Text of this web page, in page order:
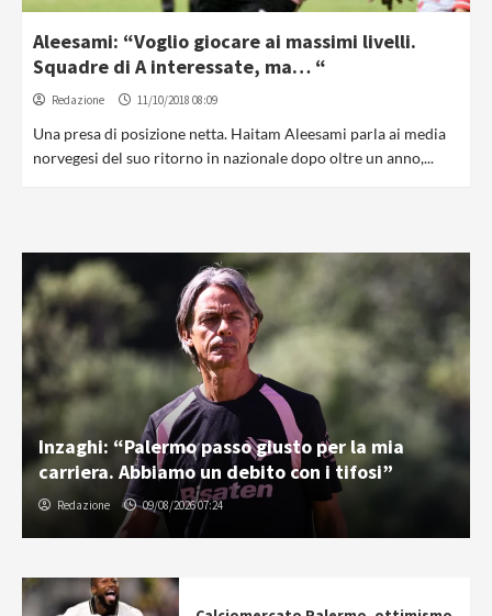
Aleesami: “Voglio giocare ai massimi livelli.
Squadre di A interessate, ma… “
Redazione 11/10/2018 08:09
Una presa di posizione netta. Haitam Aleesami parla ai media
norvegesi del suo ritorno in nazionale dopo oltre un anno,...
Inzaghi: “Palermo passo giusto per la mia
carriera. Abbiamo un debito con i tifosi”
Redazione 09/08/2026 07:24